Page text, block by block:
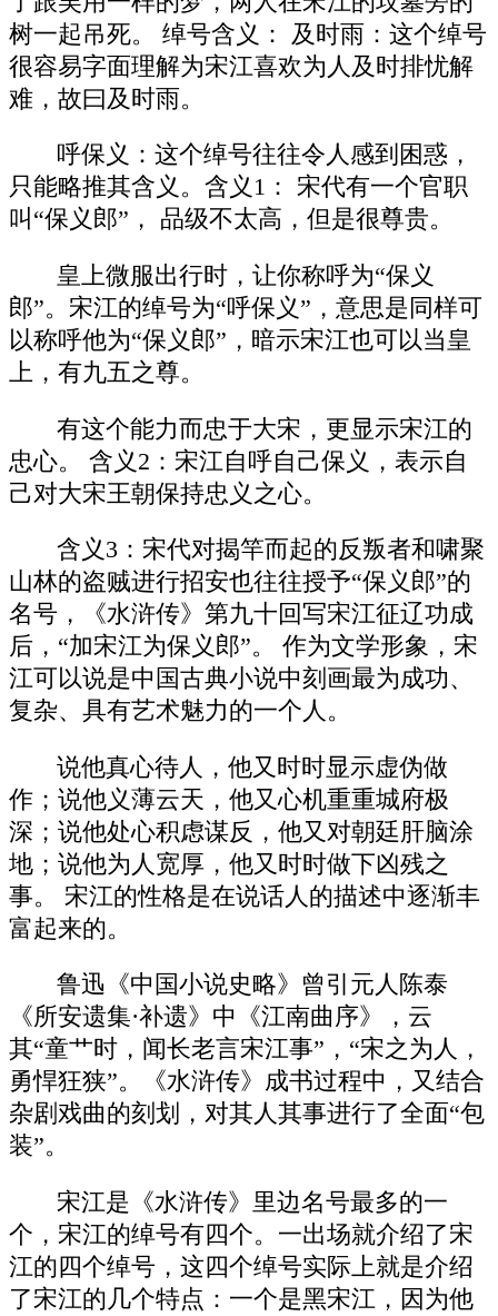
树一起吊死。 绰号含义： 及时雨：这个绰号
很容易字面理解为宋江喜欢为人及时排忧解
难，故曰及时雨。
呼保义：这个绰号往往令人感到困惑，
只能略推其含义。含义1： 宋代有一个官职
叫“保义郎”， 品级不太高，但是很尊贵。
皇上微服出行时，让你称呼为“保义
郎”。宋江的绰号为“呼保义”，意思是同样可
以称呼他为“保义郎”，暗示宋江也可以当皇
上，有九五之尊。
有这个能力而忠于大宋，更显示宋江的
忠心。 含义2：宋江自呼自己保义，表示自
己对大宋王朝保持忠义之心。
含义3：宋代对揭竿而起的反叛者和啸聚
山林的盗贼进行招安也往往授予“保义郎”的
名号，《水浒传》第九十回写宋江征辽功成
后，“加宋江为保义郎”。 作为文学形象，宋
江可以说是中国古典小说中刻画最为成功、
复杂、具有艺术魅力的一个人。
说他真心待人，他又时时显示虚伪做
作；说他义薄云天，他又心机重重城府极
深；说他处心积虑谋反，他又对朝廷肝脑涂
地；说他为人宽厚，他又时时做下凶残之
事。 宋江的性格是在说话人的描述中逐渐丰
富起来的。
鲁迅《中国小说史略》曾引元人陈泰
《所安遗集·补遗》中《江南曲序》，云
其“童艹时，闻长老言宋江事”，“宋之为人，
勇悍狂狭”。《水浒传》成书过程中，又结合
杂剧戏曲的刻划，对其人其事进行了全面“包
装”。
宋江是《水浒传》里边名号最多的一
个，宋江的绰号有四个。一出场就介绍了宋
江的四个绰号，这四个绰号实际上就是介绍
了宋江的几个特点：一个是黑宋江，因为他